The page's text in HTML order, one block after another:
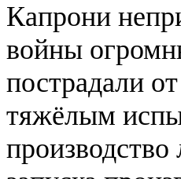
Капрони
войны
пострадали
тяжёлым